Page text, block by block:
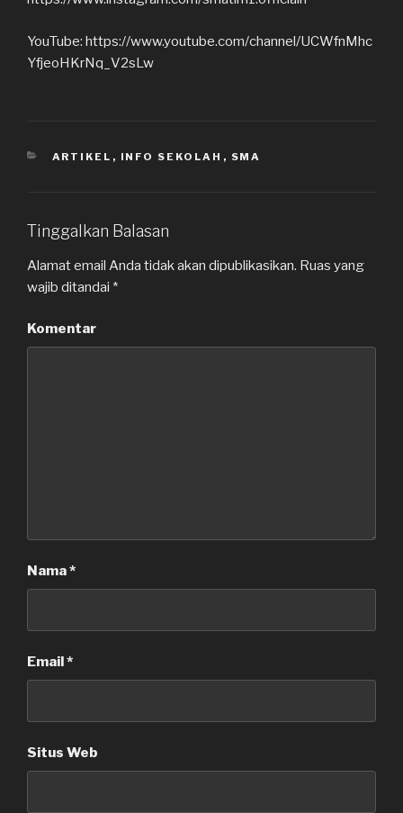
YouTube: https://www.youtube.com/channel/UCWfnMhc
YfjeoHKrNq_V2sLw
KATEGORI
ARTIKEL , INFO SEKOLAH , SMA
Tinggalkan Balasan
Alamat email Anda tidak akan dipublikasikan. Ruas yang
wajib ditandai *
Komentar
Nama*
Email*
Situs Web